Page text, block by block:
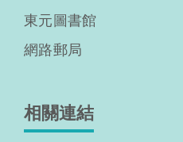
東元圖書館
網路郵局
相關連結